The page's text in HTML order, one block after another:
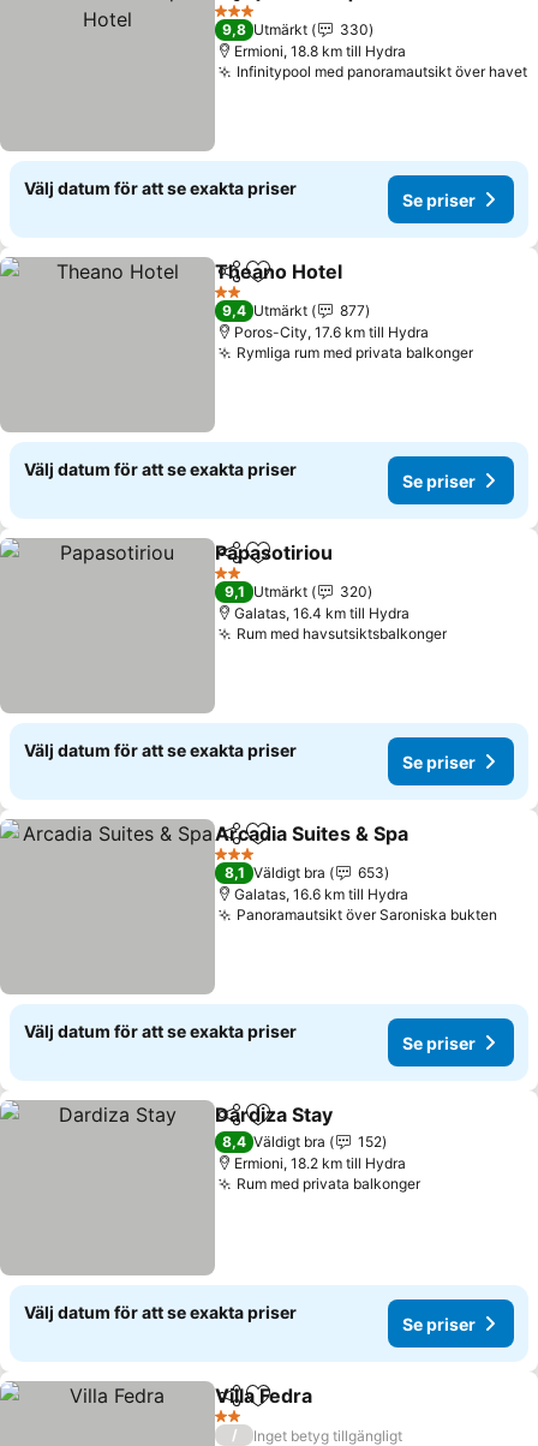
3 Stjärnor
9,8 Utmärkt
330
Ermioni, 18.8 km till Hydra
Infinitypool med panoramautsikt över havet
Välj datum för att se exakta priser
Se priser
Dela Lägg till i Mina Favoriter
Theano Hotel
2 Stjärnor
9,4 Utmärkt
877
Poros-City, 17.6 km till Hydra
Rymliga rum med privata balkongerSe
Välj datum för att se exakta priser
Se priser
Dela Lägg till i Mina Favoriter
Papasotiriou
2 Stjärnor
9,1 Utmärkt
320
Galatas, 16.4 km till Hydra
Rum med havsutsiktsbalkongerSe priser
Välj datum för att se exakta priser
Se priser
Dela Lägg till i Mina Favoriter
Arcadia Suites & Spa
3 Stjärnor
8,1 Väldigt bra
653
Galatas, 16.6 km till Hydra
Panoramautsikt över Saroniska bukten
Välj datum för att se exakta priser
Se priser
Dela Lägg till i Mina Favoriter
Dardiza Stay
8,4 Väldigt bra
152
Ermioni, 18.2 km till Hydra
Rum med privata balkongerSe priser
Välj datum för att se exakta priser
Se priser
Dela Lägg till i Mina Favoriter
Villa Fedra
2 Stjärnor
/
Inget betyg tillgängligt